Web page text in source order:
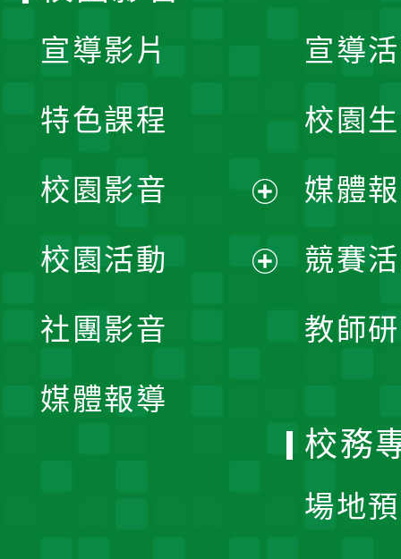
宣導
校園
媒體
競賽
教師
宣導影片
特色課程
校園影音
開
校園活動
社團影音
媒體報導
校務
場地